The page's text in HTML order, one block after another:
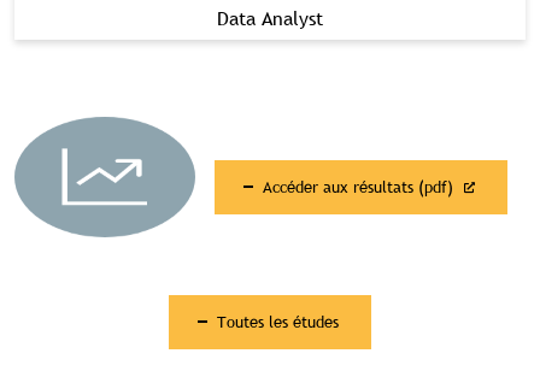
Data Analyst
Accéder aux résultats (pdf)
Toutes les études
Souscrire à l'abonnement premium
Accès complet aux études